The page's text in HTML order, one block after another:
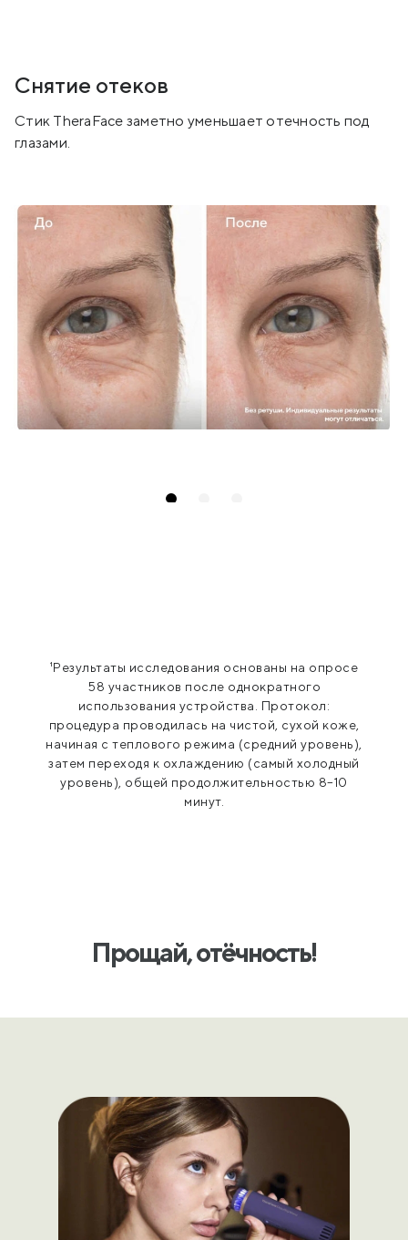
Снятие отеков
Стик TheraFace заметно уменьшает отечность под
глазами.
¹Результаты исследования основаны на опросе
58 участников после однократного
использования устройства. Протокол:
процедура проводилась на чистой, сухой коже,
начиная с теплового режима (средний уровень),
затем переходя к охлаждению (самый холодный
уровень), общей продолжительностью 8–10
минут.
Прощай, отёчность!